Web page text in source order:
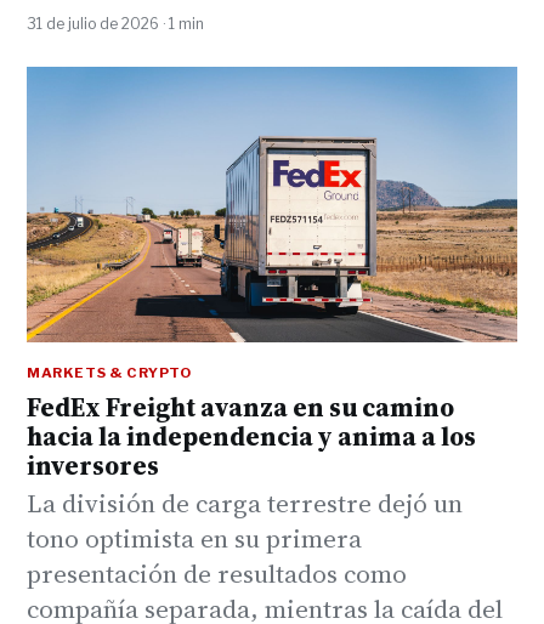
31 de julio de 2026 · 1 min
MARKETS & CRYPTO
FedEx Freight avanza en su camino
hacia la independencia y anima a los
inversores
La división de carga terrestre dejó un
tono optimista en su primera
presentación de resultados como
compañía separada, mientras la caída del